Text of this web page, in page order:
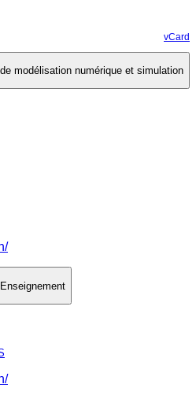
vCard
modélisation numérique et simulation